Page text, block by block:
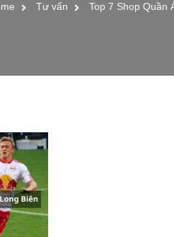
Tư vấn Top 7 Shop Quần